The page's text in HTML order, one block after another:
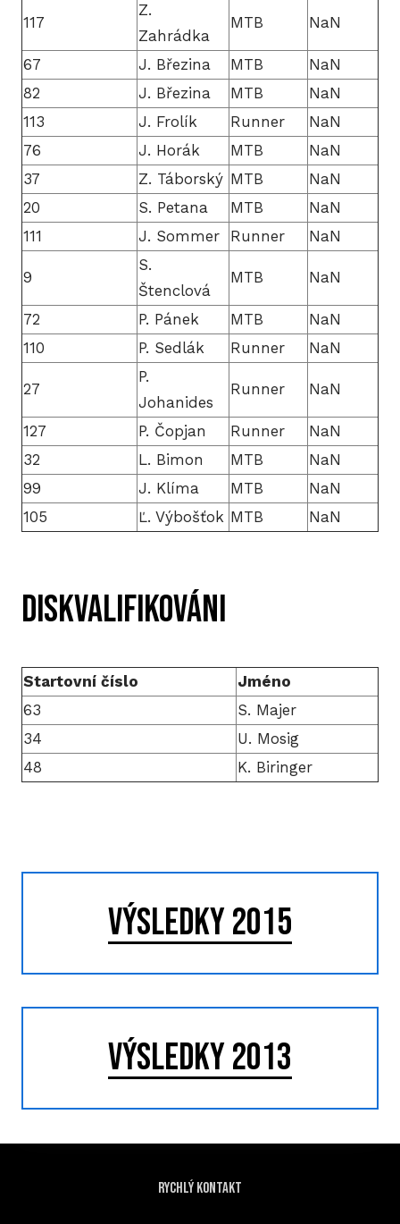
117
Z.
Zahrádka
MTB NaN
67 J. Březina MTB
NaN
82
J. Březina MTB
NaN
113
J. Frolík Runner
NaN
76
J. Horák MTB
NaN
37
Z. Táborský MTB
NaN
20
S. Petana MTB
NaN
111
J. Sommer Runner NaN
9
S.
Štenclová
MTB NaN
72 P. Pánek MTB
NaN
110
P. Sedlák Runner NaN
27
P.
Johanides
Runner NaN
127 P. Čopjan Runner
NaN
32
L. Bimon MTB
NaN
99
J. Klíma MTB
NaN
105
Ľ. Výbošťok MTB NaN
DISKVALIFIKOVÁNI
Startovní číslo
Jméno
63
S. Majer
34
U. Mosig
48
K. Biringer
VÝSLEDKY 2015
VÝSLEDKY 2013
Rychlý kontakt